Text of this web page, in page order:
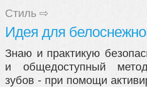
Стиль ⇨
Идея для
Знаю и практикую
и общедоступный
зубов - при помощи